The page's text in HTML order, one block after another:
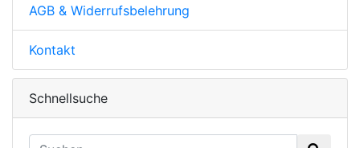
AGB & Widerrufsbelehrung
Kontakt
Schnellsuche